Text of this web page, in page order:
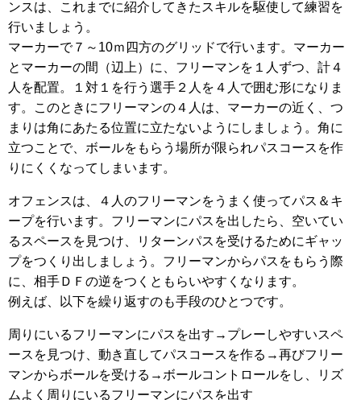
ンスは、これまでに紹介してきたスキルを駆使して練習を
行いましょう。
マーカーで７～10ｍ四方のグリッドで行います。マーカー
とマーカーの間（辺上）に、フリーマンを１人ずつ、計４
人を配置。１対１を行う選手２人を４人で囲む形になりま
す。このときにフリーマンの４人は、マーカーの近く、つ
まりは角にあたる位置に立たないようにしましょう。角に
立つことで、ボールをもらう場所が限られパスコースを作
りにくくなってしまいます。
オフェンスは、４人のフリーマンをうまく使ってパス＆キ
ープを行います。フリーマンにパスを出したら、空いてい
るスペースを見つけ、リターンパスを受けるためにギャッ
プをつくり出しましょう。フリーマンからパスをもらう際
に、相手ＤＦの逆をつくともらいやすくなります。
例えば、以下を繰り返すのも手段のひとつです。
周りにいるフリーマンにパスを出す→プレーしやすいスペ
ースを見つけ、動き直してパスコースを作る→再びフリー
マンからボールを受ける→ボールコントロールをし、リズ
ムよく周りにいるフリーマンにパスを出す